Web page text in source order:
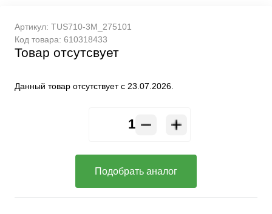
Артикул: TUS710-3M_275101
Код товара: 610318433
Товар отсутсвует
Данный товар отсутствует с 23.07.2026.
Подобрать аналог